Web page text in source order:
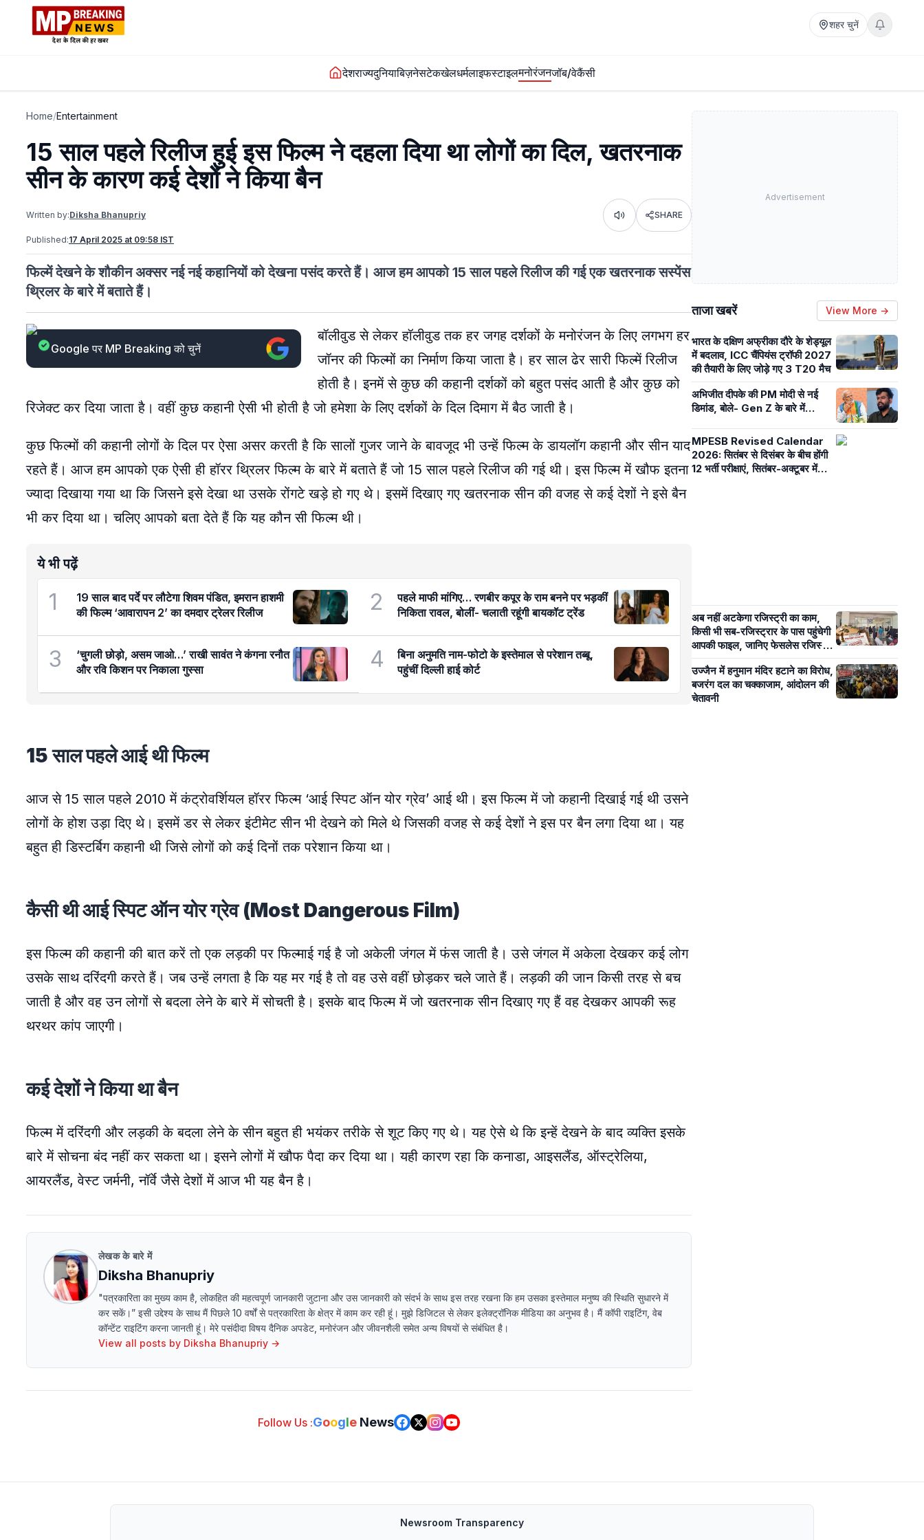
शहर चुनें
देशराज्यदुनियाबिज़नेसटेकखेलधर्मलाइफस्टाइलमनोरंजनजॉब/वेकैंसी
Home/Entertainment
15 साल पहले रिलीज हुई इस फिल्म ने दहला दिया था लोगों का दिल, खतरनाक
सीन के कारण कई देशों ने किया बैन
Written by:Diksha Bhanupriy Listen SHARE
Published:17 April 2025 at 09:58 IST
फिल्में देखने के शौकीन अक्सर नई नई कहानियों को देखना पसंद करते हैं। आज हम आपको 15 साल पहले रिलीज की गई एक खतरनाक सस्पेंस
थ्रिलर के बारे में बताते हैं।
Google पर MP Breaking को चुनें
बॉलीवुड से लेकर हॉलीवुड तक हर जगह दर्शकों के मनोरंजन के लिए लगभग हर
जॉनर की फिल्मों का निर्माण किया जाता है। हर साल ढेर सारी फिल्में रिलीज
होती है। इनमें से कुछ की कहानी दर्शकों को बहुत पसंद आती है और कुछ को
रिजेक्ट कर दिया जाता है। वहीं कुछ कहानी ऐसी भी होती है जो हमेशा के लिए दर्शकों के दिल दिमाग में बैठ जाती है।
कुछ फिल्मों की कहानी लोगों के दिल पर ऐसा असर करती है कि सालों गुजर जाने के बावजूद भी उन्हें फिल्म के डायलॉग कहानी और सीन याद
रहते हैं। आज हम आपको एक ऐसी ही हॉरर थ्रिलर फिल्म के बारे में बताते हैं जो 15 साल पहले रिलीज की गई थी। इस फिल्म में खौफ इतना
ज्यादा दिखाया गया था कि जिसने इसे देखा था उसके रोंगटे खड़े हो गए थे। इसमें दिखाए गए खतरनाक सीन की वजह से कई देशों ने इसे बैन
भी कर दिया था। चलिए आपको बता देते हैं कि यह कौन सी फिल्म थी।
ये भी पढ़ें
1
19 साल बाद पर्दे पर लौटेगा शिवम पंडित, इमरान हाशमी
की फिल्म ‘आवारापन 2’ का दमदार ट्रेलर रिलीज
2
पहले माफी मांगिए… रणबीर कपूर के राम बनने पर भड़कीं
निकिता रावल, बोलीं- चलाती रहूंगी बायकॉट ट्रेंड
3
‘चुगली छोड़ो, असम जाओ…’ राखी सावंत ने कंगना रनौत
और रवि किशन पर निकाला गुस्सा
4
बिना अनुमति नाम-फोटो के इस्तेमाल से परेशान तब्बू,
पहुंचीं दिल्ली हाई कोर्ट
15 साल पहले आई थी फिल्म
आज से 15 साल पहले 2010 में कंट्रोवर्शियल हॉरर फिल्म ‘आई स्पिट ऑन योर ग्रेव’ आई थी। इस फिल्म में जो कहानी दिखाई गई थी उसने
लोगों के होश उड़ा दिए थे। इसमें डर से लेकर इंटीमेट सीन भी देखने को मिले थे जिसकी वजह से कई देशों ने इस पर बैन लगा दिया था। यह
बहुत ही डिस्टर्बिग कहानी थी जिसे लोगों को कई दिनों तक परेशान किया था।
कैसी थी आई स्पिट ऑन योर ग्रेव (Most Dangerous Film)
इस फिल्म की कहानी की बात करें तो एक लड़की पर फिल्माई गई है जो अकेली जंगल में फंस जाती है। उसे जंगल में अकेला देखकर कई लोग
उसके साथ दरिंदगी करते हैं। जब उन्हें लगता है कि यह मर गई है तो वह उसे वहीं छोड़कर चले जाते हैं। लड़की की जान किसी तरह से बच
जाती है और वह उन लोगों से बदला लेने के बारे में सोचती है। इसके बाद फिल्म में जो खतरनाक सीन दिखाए गए हैं वह देखकर आपकी रूह
थरथर कांप जाएगी।
कई देशों ने किया था बैन
फिल्म में दरिंदगी और लड़की के बदला लेने के सीन बहुत ही भयंकर तरीके से शूट किए गए थे। यह ऐसे थे कि इन्हें देखने के बाद व्यक्ति इसके
बारे में सोचना बंद नहीं कर सकता था। इसने लोगों में खौफ पैदा कर दिया था। यही कारण रहा कि कनाडा, आइसलैंड, ऑस्ट्रेलिया,
आयरलैंड, वेस्ट जर्मनी, नॉर्वे जैसे देशों में आज भी यह बैन है।
लेखक के बारे में
Diksha Bhanupriy
"पत्रकारिता का मुख्य काम है, लोकहित की महत्वपूर्ण जानकारी जुटाना और उस जानकारी को संदर्भ के साथ इस तरह रखना कि हम उसका इस्तेमाल मनुष्य की स्थिति सुधारने में
कर सकें।” इसी उद्देश्य के साथ मैं पिछले 10 वर्षों से पत्रकारिता के क्षेत्र में काम कर रही हूं। मुझे डिजिटल से लेकर इलेक्ट्रॉनिक मीडिया का अनुभव है। मैं कॉपी राइटिंग, वेब
कॉन्टेंट राइटिंग करना जानती हूं। मेरे पसंदीदा विषय दैनिक अपडेट, मनोरंजन और जीवनशैली समेत अन्य विषयों से संबंधित है।
View all posts by Diksha Bhanupriy →
Follow Us :Google News
Advertisement
ताजा खबरें View More →
भारत के दक्षिण अफ्रीका दौरे के शेड्यूल
में बदलाव, ICC चैंपियंस ट्रॉफी 2027
की तैयारी के लिए जोड़े गए 3 T20 मैच
अभिजीत दीपके की PM मोदी से नई
डिमांड, बोले- Gen Z के बारे में…
MPESB Revised Calendar
2026: सितंबर से दिसंबर के बीच होंगी
12 भर्ती परीक्षाएं, सितंबर-अक्टूबर में
अब नहीं अटकेगा रजिस्ट्री का काम,
किसी भी सब-रजिस्ट्रार के पास पहुंचेगी
आपकी फाइल, जानिए फेसलेस रजिस्ट्री
से आम लोगों को क्या होगा फायदा?
उज्जैन में हनुमान मंदिर हटाने का विरोध,
बजरंग दल का चक्काजाम, आंदोलन की
चेतावनी
Newsroom Transparency